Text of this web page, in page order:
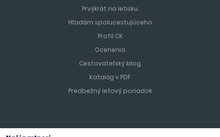
Prvýkrát na letisku
Hľadám spolucestujúceho
Profil CK
Ocenenia
Cestovateľský blog
Katalóg v PDF
Predbežný letový poriadok